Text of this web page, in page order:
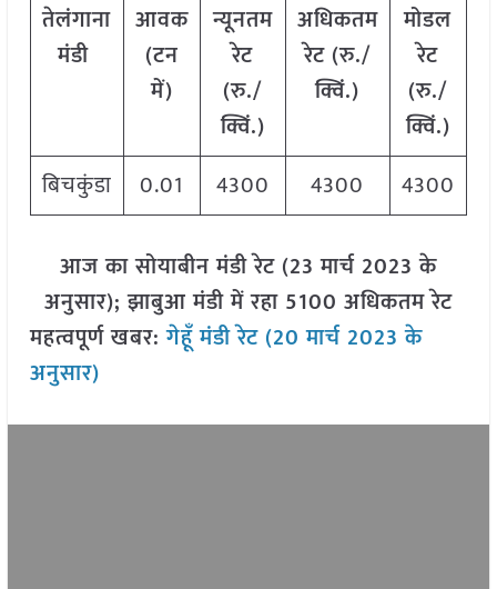
तेलंगाना
मंडी
आवक
(टन
में)
न्यूनतम
रेट
(रु./
क्विं.)
अधिकतम
रेट (रु./
क्विं.)
मोडल
रेट
(रु./
क्विं.)
बिचकुंडा
0.01 4300 4300 4300
आज का सोयाबीन मंडी रेट (23 मार्च 2023 के
अनुसार); झाबुआ मंडी में रहा 5100 अधिकतम रेट
महत्वपूर्ण खबर: गेहूँ मंडी रेट (20 मार्च 2023 के
अनुसार)